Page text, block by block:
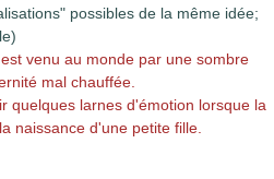
possibles de la même idée;
venu au monde par une sombre
mal chauffée.
quelques larnes d'émotion lorsque la
naissance d'une petite fille.